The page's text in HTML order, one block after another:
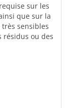
sur les
que sur la
sensibles
résidus ou des